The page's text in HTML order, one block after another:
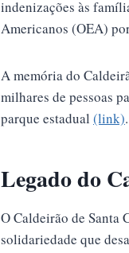
indenizações às
Americanos (OEA)
A memória do
milhares de pessoas
parque estadual (link).
Legado do
O Caldeirão de Santa
solidariedade que